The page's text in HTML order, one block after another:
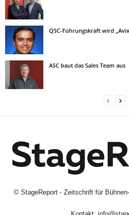
QSC-Führungskraft wird
ASC baut das Sales Team aus
© StageReport - Zeitschrift für